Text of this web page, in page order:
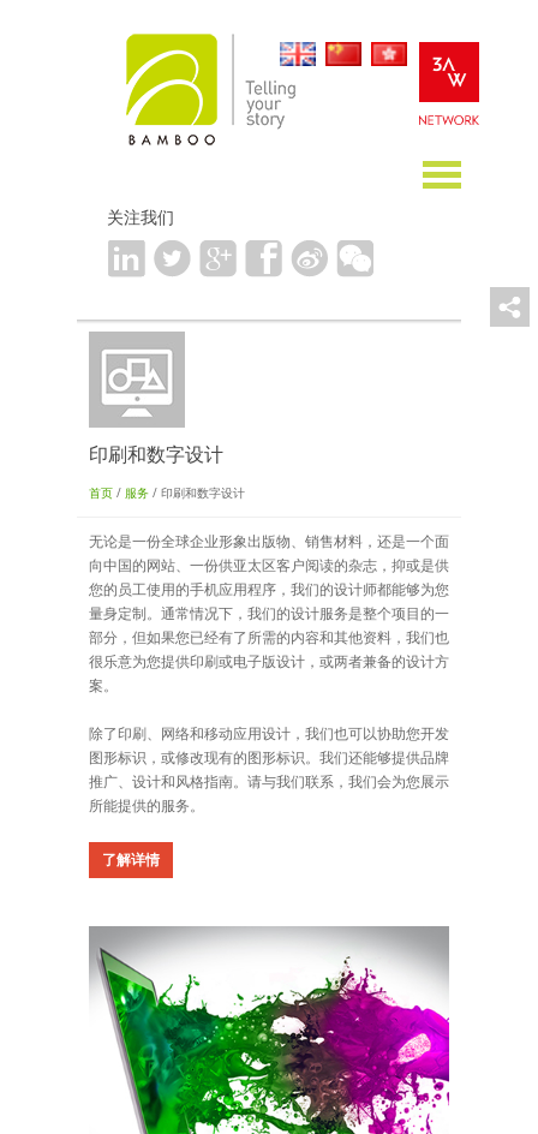
关注我们
印刷和数字设计
首页 / 服务 / 印刷和数字设计
无论是一份全球企业形象出版物、销售材料，还是一个面
向中国的网站、一份供亚太区客户阅读的杂志，抑或是供
您的员工使用的手机应用程序，我们的设计师都能够为您
量身定制。通常情况下，我们的设计服务是整个项目的一
部分，但如果您已经有了所需的内容和其他资料，我们也
很乐意为您提供印刷或电子版设计，或两者兼备的设计方
案。
除了印刷、网络和移动应用设计，我们也可以协助您开发
图形标识，或修改现有的图形标识。我们还能够提供品牌
推广、设计和风格指南。请与我们联系，我们会为您展示
所能提供的服务。
了解详情